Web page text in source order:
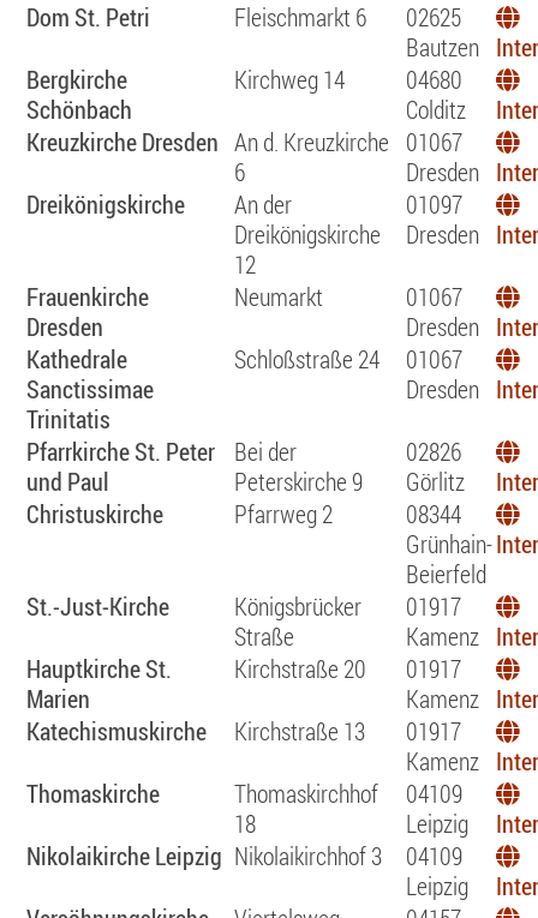
Dom St. Petri Fleischmarkt 6
02625
Bautzen
Bergkirche
Schönbach
Kirchweg 14
04680
Colditz
Kreuzkirche Dresden An d. Kreuzkirche
6
01067
Dresden
Dreikönigskirche
An der
Dreikönigskirche
12
01097
Dresden
Frauenkirche
Dresden
Neumarkt
01067
Dresden
Kathedrale
Sanctissimae
Trinitatis
Schloßstraße 24
01067
Dresden
Pfarrkirche St. Peter
und Paul
Bei der
Peterskirche 9
02826
Görlitz
Christuskirche
Pfarrweg 2
08344
Grünhain-
Beierfeld
St.-Just-Kirche
Königsbrücker
Straße
01917
Kamenz
Hauptkirche St.
Marien
Kirchstraße 20
01917
Kamenz
Katechismuskirche
Kirchstraße 13
01917
Kamenz
Thomaskirche
Thomaskirchhof
18
04109
Leipzig
Nikolaikirche Leipzig Nikolaikirchhof 3
04109
Leipzig